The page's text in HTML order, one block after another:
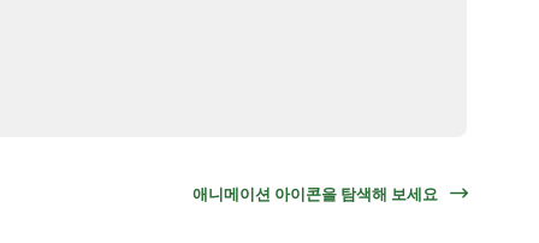
애니메이션 아이콘을 탐색해 보세요